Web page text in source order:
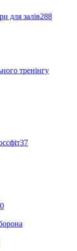
для залів288
тренінгу
37